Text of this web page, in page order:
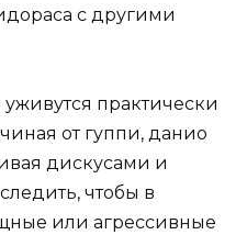
с другими
практически
от гуппи, данио
дискусами и
чтобы в
или агрессивные